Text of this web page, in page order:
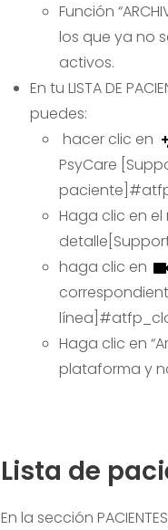
Función
los que ya no
activos.
En tu LISTA DE
puedes:
hacer clic en
PsyCare
paciente
Haga clic en el
haga clic en
línea
Haga clic en
plataforma y
Lista de
En la sección